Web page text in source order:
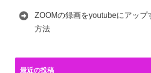
ZOOMの録画をyoutubeにアップ
方法
最近の投稿